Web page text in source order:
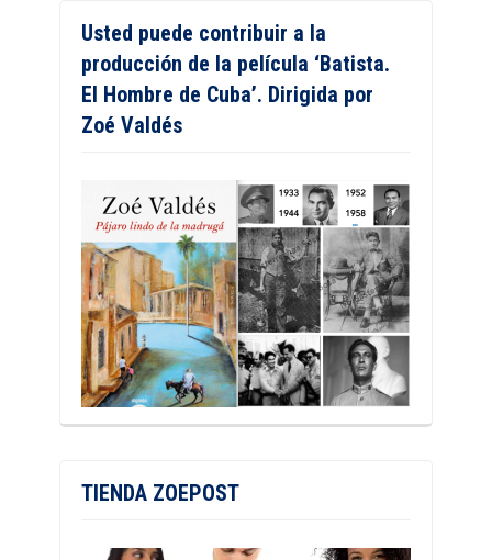
Usted puede contribuir a la
producción de la película ‘Batista.
El Hombre de Cuba’. Dirigida por
Zoé Valdés
TIENDA ZOEPOST